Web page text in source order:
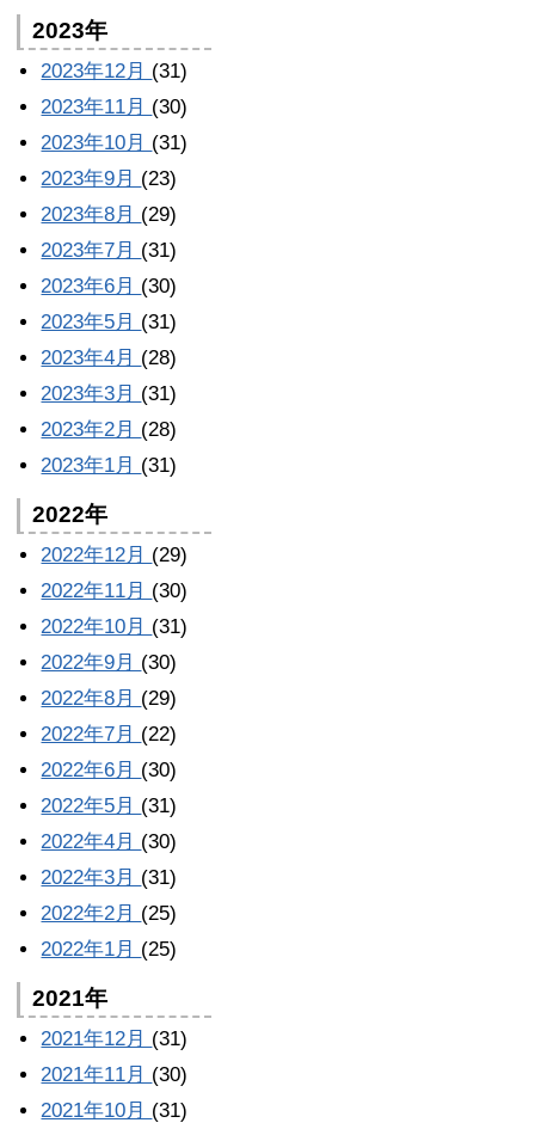
2023年
2023年12月 (31)
2023年11月 (30)
2023年10月 (31)
2023年9月 (23)
2023年8月 (29)
2023年7月 (31)
2023年6月 (30)
2023年5月 (31)
2023年4月 (28)
2023年3月 (31)
2023年2月 (28)
2023年1月 (31)
2022年
2022年12月 (29)
2022年11月 (30)
2022年10月 (31)
2022年9月 (30)
2022年8月 (29)
2022年7月 (22)
2022年6月 (30)
2022年5月 (31)
2022年4月 (30)
2022年3月 (31)
2022年2月 (25)
2022年1月 (25)
2021年
2021年12月 (31)
2021年11月 (30)
2021年10月 (31)